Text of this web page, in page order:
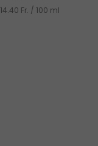
14.40 Fr. / 100 ml